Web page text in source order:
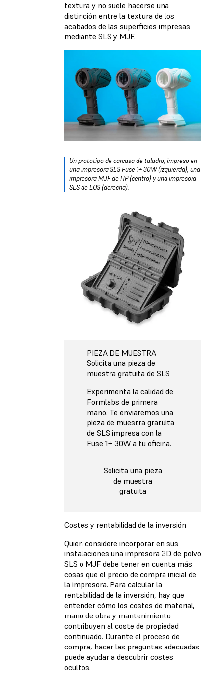
textura y no suele hacerse una
distinción entre la textura de los
acabados de las superficies impresas
mediante SLS y MJF.
Un prototipo de carcasa de taladro, impreso en
una impresora SLS Fuse 1+ 30W (izquierda), una
impresora MJF de HP (centro) y una impresora
SLS de EOS (derecha).
PIEZA DE MUESTRA
Solicita una pieza de
muestra gratuita de SLS
Experimenta la calidad de
Formlabs de primera
mano. Te enviaremos una
pieza de muestra gratuita
de SLS impresa con la
Fuse 1+ 30W a tu oficina.
Solicita una pieza
de muestra
gratuita
Costes y rentabilidad de la inversión
Quien considere incorporar en sus
instalaciones una impresora 3D de polvo
SLS o MJF debe tener en cuenta más
cosas que el precio de compra inicial de
la impresora. Para calcular la
rentabilidad de la inversión, hay que
entender cómo los costes de material,
mano de obra y mantenimiento
contribuyen al coste de propiedad
continuado. Durante el proceso de
compra, hacer las preguntas adecuadas
puede ayudar a descubrir costes
ocultos.